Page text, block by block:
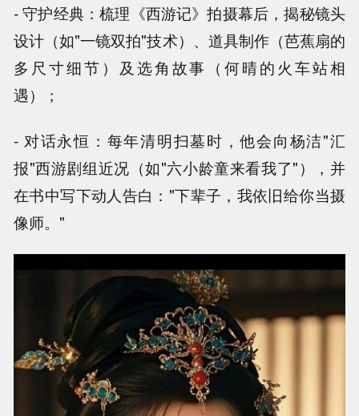
- 守护经典：梳理《西游记》拍摄幕后，揭秘镜头
设计（如"一镜双拍"技术）、道具制作（芭蕉扇的
多尺寸细节）及选角故事（何晴的火车站相
遇）；
- 对话永恒：每年清明扫墓时，他会向杨洁"汇
报"西游剧组近况（如"六小龄童来看我了"），并
在书中写下动人告白："下辈子，我依旧给你当摄
像师。"